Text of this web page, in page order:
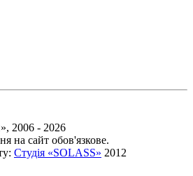
2006 - 2026
на сайт обов'язкове.
Студія «SOLASS» 2012